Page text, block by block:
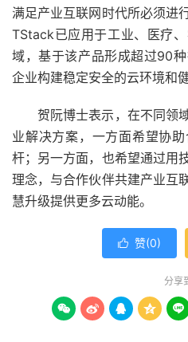
满足产业互联网时代所必须进
TStack已应用于工业、医疗
域，基于该产品形成超过90种
企业构建稳定安全的云环境和
贺阮博士表示，在不同领
业解决方案，一方面希望协
杆；另一方面，也希望通过用
理念，与合作伙伴共建产业互
慧升级提供更多云动能。
 赞(0)
分享
    